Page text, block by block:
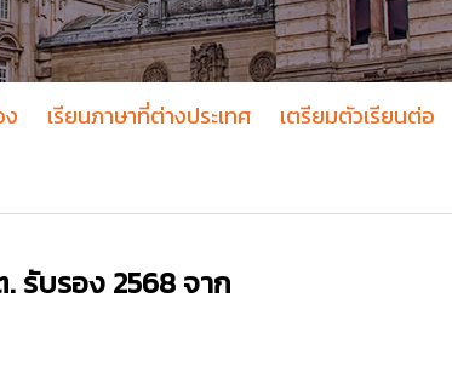
ง เรียนภาษาที่ต่างประเทศ เตรียมตัวเรียนต่อ
รับรอง 2568 จาก